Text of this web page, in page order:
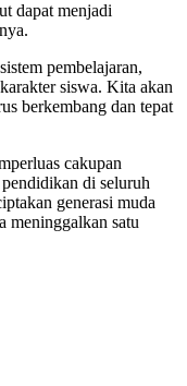
dapat menjadi
pembelajaran,
siswa. Kita akan
berkembang dan tepat
cakupan
di seluruh
generasi muda
meninggalkan satu